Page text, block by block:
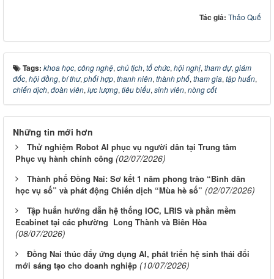
Tác giả: Thảo Quế
Tags: khoa học, công nghệ, chủ tịch, tổ chức, hội nghị, tham dự, giám
đốc, hội đồng, bí thư, phối hợp, thanh niên, thành phố, tham gia, tập huấn,
chiến dịch, đoàn viên, lực lượng, tiêu biểu, sinh viên, nòng cốt
Những tin mới hơn
Thử nghiệm Robot AI phục vụ người dân tại Trung tâm
Phục vụ hành chính công (02/07/2026)
Thành phố Đồng Nai: Sơ kết 1 năm phong trào “Bình dân
học vụ số” và phát động Chiến dịch “Mùa hè số” (02/07/2026)
Tập huấn hướng dẫn hệ thống IOC, LRIS và phần mềm
Ecabinet tại các phường Long Thành và Biên Hòa
(08/07/2026)
Đồng Nai thúc đẩy ứng dụng AI, phát triển hệ sinh thái đổi
mới sáng tạo cho doanh nghiệp (10/07/2026)